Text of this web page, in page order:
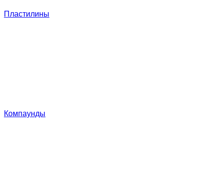
Пластилины
Компаунды